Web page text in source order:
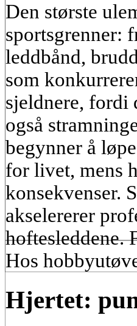
Den største
sportsgrenner:
leddbånd,
som
sjeldnere, fordi
også
begynner å
for livet, mens
konsekvenser.
akselererer
hoftesleddene.
Hos
Hjertet: